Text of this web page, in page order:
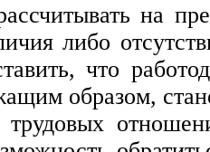
на
либо
что
образом,